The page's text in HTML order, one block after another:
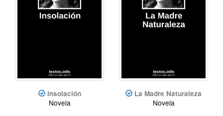
Insolación
Novela
La Madre Naturaleza
Novela